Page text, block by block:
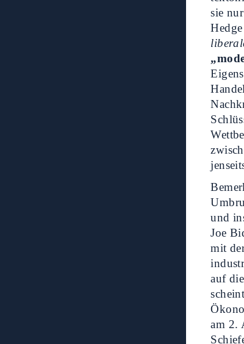
sie
und
Joe
mit
auf
am 2.